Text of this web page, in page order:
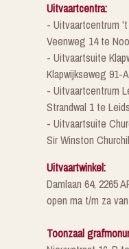
Uitvaartcentra:
- Uitvaartcentrum
Veenweg 14 te
- Uitvaartsuite
Klapwijkseweg 91-
- Uitvaartcentrum
Strandwal 1 te
- Uitvaartsuite
Sir Winston
Uitvaartwinkel:
Damlaan 64, 2265
open ma t/m za
Toonzaal